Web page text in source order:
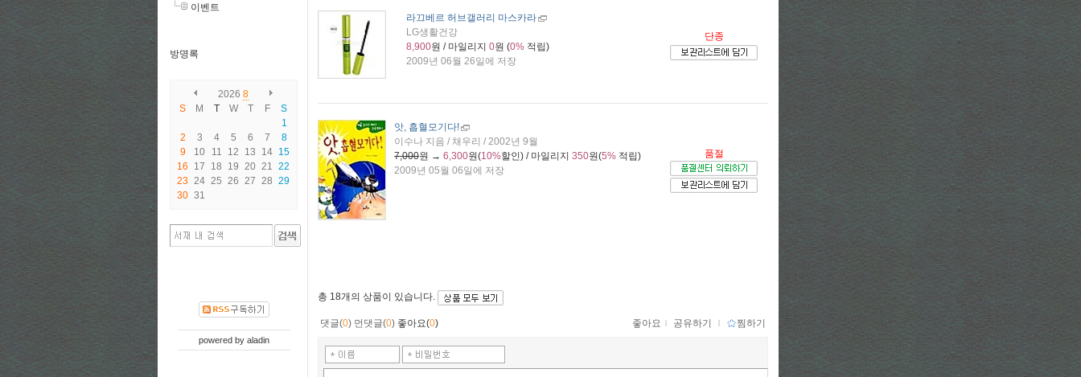
이벤트
방명록
2026 8
S
M T W T F
S
1
2
3 4 5 6 7
8
9
10 11 12 13 14 15
16
17 18 19 20 21 22
23 24 25 26 27 28 29
30 31
powered by aladin
라끄베르 허브갤러리 마스카라
LG생활건강
8,900원 / 마일리지 0원 (0% 적립)
2009년 06월 26일에 저장
단종
앗, 흡혈모기다!
이수나 지음 / 채우리 / 2002년 9월
7,000원 → 6,300원(10%할인) / 마일리지 350원(5% 적립)
2009년 05월 06일에 저장
품절
총 18개 의 상품이 있습니다.
댓글(0) 먼댓글(0) 좋아요(0) 좋아요 ｌ 공유하기 ｌ 찜하기